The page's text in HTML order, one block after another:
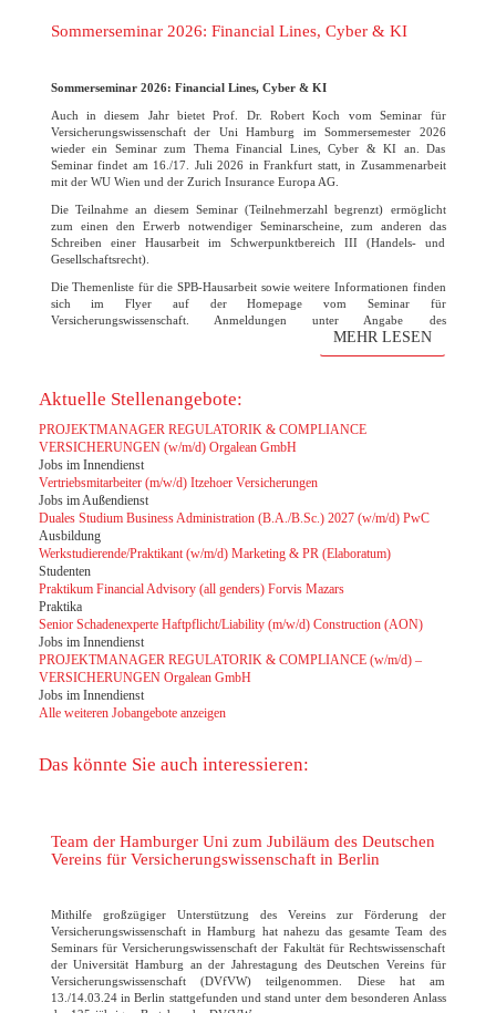
Sommerseminar 2026: Financial Lines, Cyber & KI
Sommerseminar 2026: Financial Lines, Cyber & KI
Auch in diesem Jahr bietet Prof. Dr. Robert Koch vom Seminar für
Versicherungswissenschaft der Uni Hamburg im Sommersemester 2026
wieder ein Seminar zum Thema Financial Lines, Cyber & KI an. Das
Seminar findet am 16./17. Juli 2026 in Frankfurt statt, in Zusammenarbeit
mit der WU Wien und der Zurich Insurance Europa AG.
Die Teilnahme an diesem Seminar (Teilnehmerzahl begrenzt) ermöglicht
zum einen den Erwerb notwendiger Seminarscheine, zum anderen das
Schreiben einer Hausarbeit im Schwerpunktbereich III (Handels- und
Gesellschaftsrecht).
Die Themenliste für die SPB-Hausarbeit sowie weitere Informationen finden
sich im Flyer auf der Homepage vom Seminar für
Versicherungswissenschaft. Anmeldungen unter Angabe des
Themenwunsches bitte bis zum 31. März 2026 direkt an den Lehrstuhl
Robert Koch. Die Vorbesprechung und finale Themenvergabe findet am 07.
MEHR LESEN
Aktuelle Stellenangebote:
PROJEKTMANAGER REGULATORIK & COMPLIANCE
VERSICHERUNGEN (w/m/d) Orgalean GmbH
Jobs im Innendienst
Vertriebsmitarbeiter (m/w/d) Itzehoer Versicherungen
Jobs im Außendienst
Duales Studium Business Administration (B.A./B.Sc.) 2027 (w/m/d) PwC
Ausbildung
Werkstudierende/Praktikant (w/m/d) Marketing & PR (Elaboratum)
Studenten
Praktikum Financial Advisory (all genders) Forvis Mazars
Praktika
Senior Schadenexperte Haftpflicht/Liability (m/w/d) Construction (AON)
Jobs im Innendienst
PROJEKTMANAGER REGULATORIK & COMPLIANCE (w/m/d) –
VERSICHERUNGEN Orgalean GmbH
Jobs im Innendienst
Alle weiteren Jobangebote anzeigen
Das könnte Sie auch interessieren:
Team der Hamburger Uni zum Jubiläum des Deutschen
Vereins für Versicherungswissenschaft in Berlin
Mithilfe großzügiger Unterstützung des Vereins zur Förderung der
Versicherungswissenschaft in Hamburg hat nahezu das gesamte Team des
Seminars für Versicherungswissenschaft der Fakultät für Rechtswissenschaft
der Universität Hamburg an der Jahrestagung des Deutschen Vereins für
Versicherungswissenschaft (DVfVW) teilgenommen. Diese hat am
13./14.03.24 in Berlin stattgefunden und stand unter dem besonderen Anlass